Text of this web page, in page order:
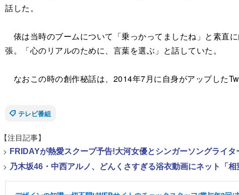
話した。
俵は当時のブームについて「乗っかってましたね」と素直
張。「心のリアルのために、言葉を選ぶ」と話していた。
なおこの時の創作秘話は、2014年7月に自身がアップした
テレビ番組
【注目記事】
> FRIDAYが熱愛スクープ予告!大河女優とシンガーソングライ
> 乃木坂46・中西アルノ、どんくさすぎる浴衣動画にネット「相